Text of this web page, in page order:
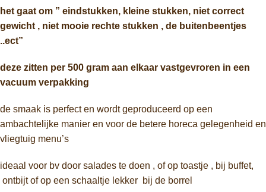
het gaat om ” eindstukken, kleine stukken, niet correct
gewicht , niet mooie rechte stukken , de buitenbeentjes
..ect”
deze zitten per 500 gram aan elkaar vastgevroren in een
vacuum verpakking
de smaak is perfect en wordt geproduceerd op een
ambachtelijke manier en voor de betere horeca gelegenheid en
vliegtuig menu’s
ideaal voor bv door salades te doen , of op toastje , bij buffet,
ontbijt of op een schaaltje lekker bij de borrel